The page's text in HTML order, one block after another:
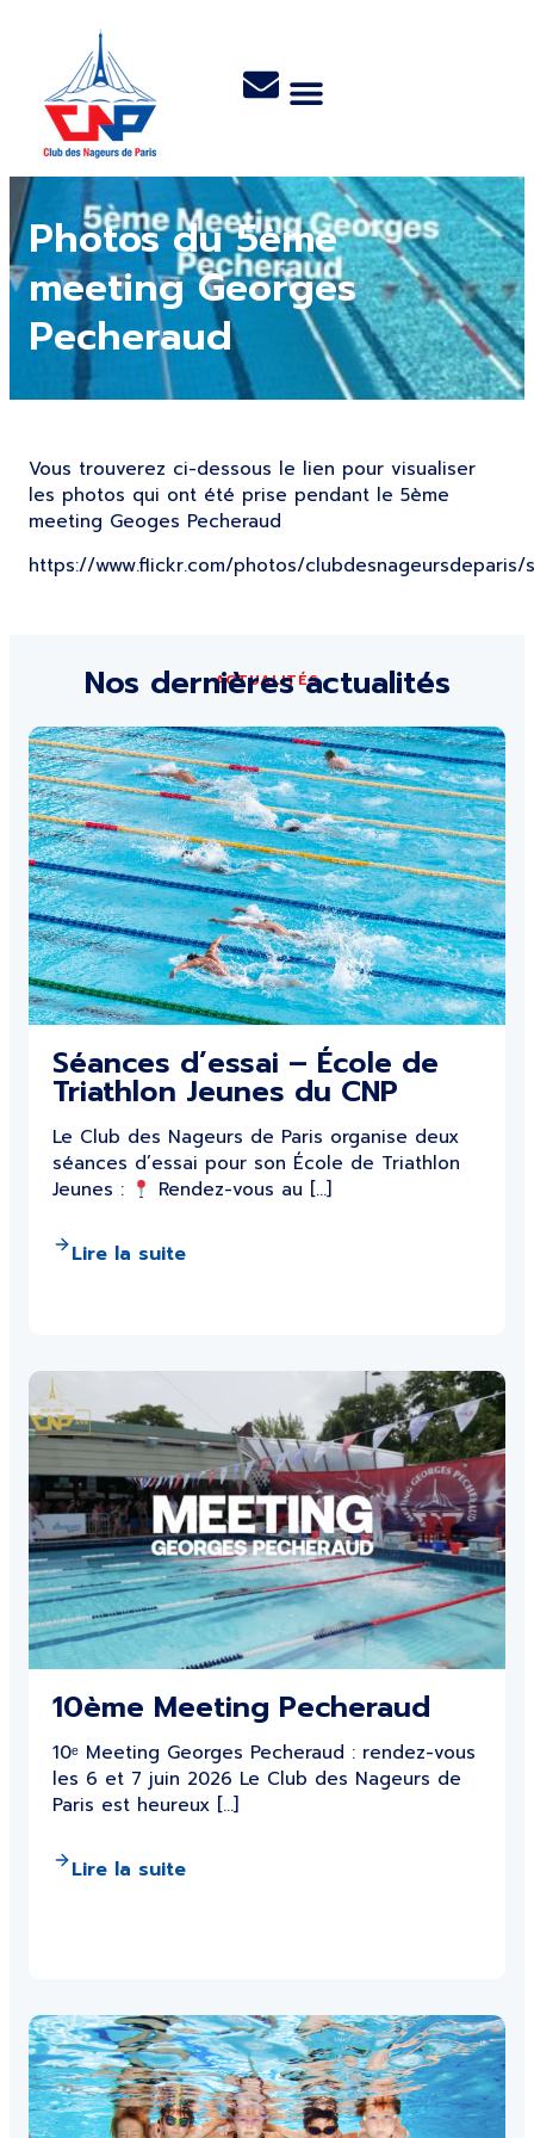
Photos du 5ème
meeting Georges
Pecheraud
Vous trouverez ci-dessous le lien pour visualiser
les photos qui ont été prise pendant le 5ème
meeting Geoges Pecheraud
https://www.flickr.com/photos/clubdesnageursdeparis/
ACTUALITÉS
Nos dernières actualités
Séances d’essai – École de
Triathlon Jeunes du CNP
Le Club des Nageurs de Paris organise deux
séances d’essai pour son École de Triathlon
Jeunes :
Rendez-vous au […]
Lire la suite
10ème Meeting Pecheraud
10ᵉ Meeting Georges Pecheraud : rendez-vous
les 6 et 7 juin 2026 Le Club des Nageurs de
Paris est heureux […]
Lire la suite